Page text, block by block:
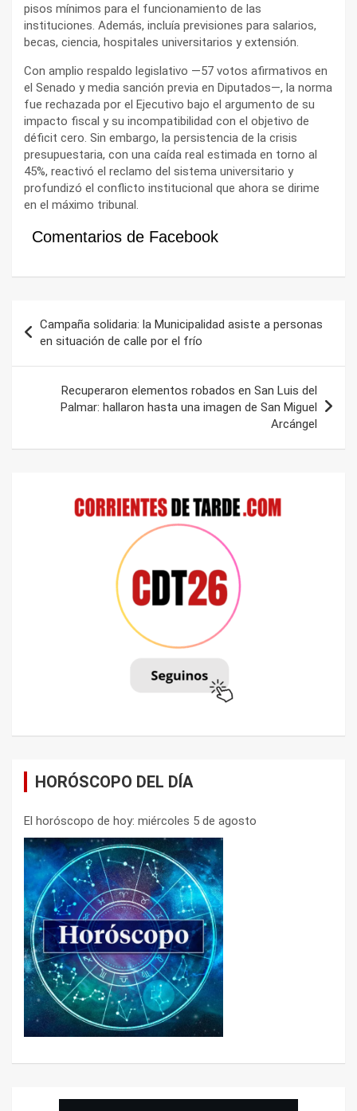
pisos mínimos para el funcionamiento de las
instituciones. Además, incluía previsiones para salarios,
becas, ciencia, hospitales universitarios y extensión.
Con amplio respaldo legislativo —57 votos afirmativos en
el Senado y media sanción previa en Diputados—, la norma
fue rechazada por el Ejecutivo bajo el argumento de su
impacto fiscal y su incompatibilidad con el objetivo de
déficit cero. Sin embargo, la persistencia de la crisis
presupuestaria, con una caída real estimada en torno al
45%, reactivó el reclamo del sistema universitario y
profundizó el conflicto institucional que ahora se dirime
en el máximo tribunal.
Comentarios de Facebook
de
entradas
Campaña solidaria: la Municipalidad asiste a personas
en situación de calle por el frío
Recuperaron elementos robados en San Luis del
Palmar: hallaron hasta una imagen de San Miguel
Arcángel
HORÓSCOPO DEL DÍA
El horóscopo de hoy: miércoles 5 de agosto